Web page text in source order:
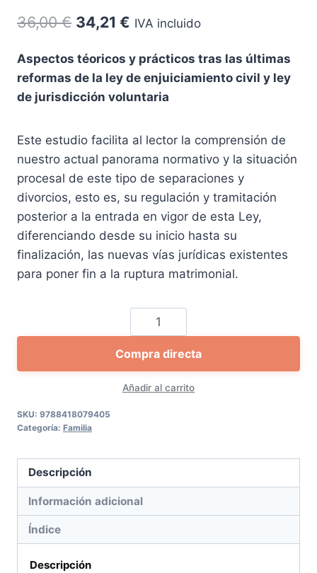
36,00€ El
original
era:
34,21 € El
actual
es:
IVA incluido
Aspectos téoricos y prácticos tras las últimas
reformas de la ley de enjuiciamiento civil y ley
de jurisdicción voluntaria
Este estudio facilita al lector la comprensión de
nuestro actual panorama normativo y la situación
procesal de este tipo de separaciones y
divorcios, esto es, su regulación y tramitación
posterior a la entrada en vigor de esta Ley,
diferenciando desde su inicio hasta su
finalización, las nuevas vías jurídicas existentes
para poner fin a la ruptura matrimonial.
Separación
o
divorcio
de
mutuo
Añadir al carrito
Compra directa
SKU: 9788418079405
Categoría: Familia
Descripción
Información adicional
Índice
Descripción